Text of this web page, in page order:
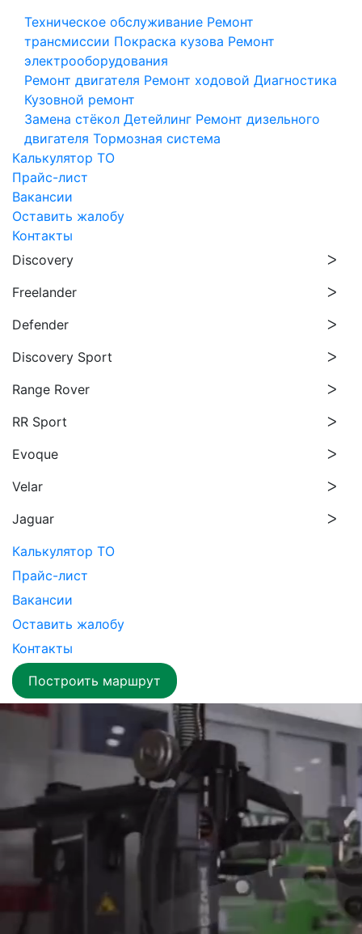
Техническое обслуживание Ремонт
трансмиссии Покраска кузова Ремонт
электрооборудования
Ремонт двигателя Ремонт ходовой Диагностика
Кузовной ремонт
Замена стёкол Детейлинг Ремонт дизельного
двигателя Тормозная система
Калькулятор ТО
Прайс-лист
Вакансии
Оставить жалобу
Контакты
Discovery
Freelander
Defender
Discovery Sport
Range Rover
RR Sport
Evoque
Velar
Jaguar
Калькулятор ТО
Прайс-лист
Вакансии
Оставить жалобу
Контакты
Построить маршрут